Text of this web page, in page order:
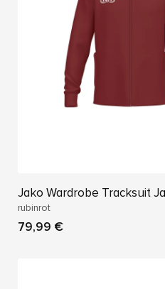
Jako Wardrobe Tracksuit
rubinrot
79,99 €